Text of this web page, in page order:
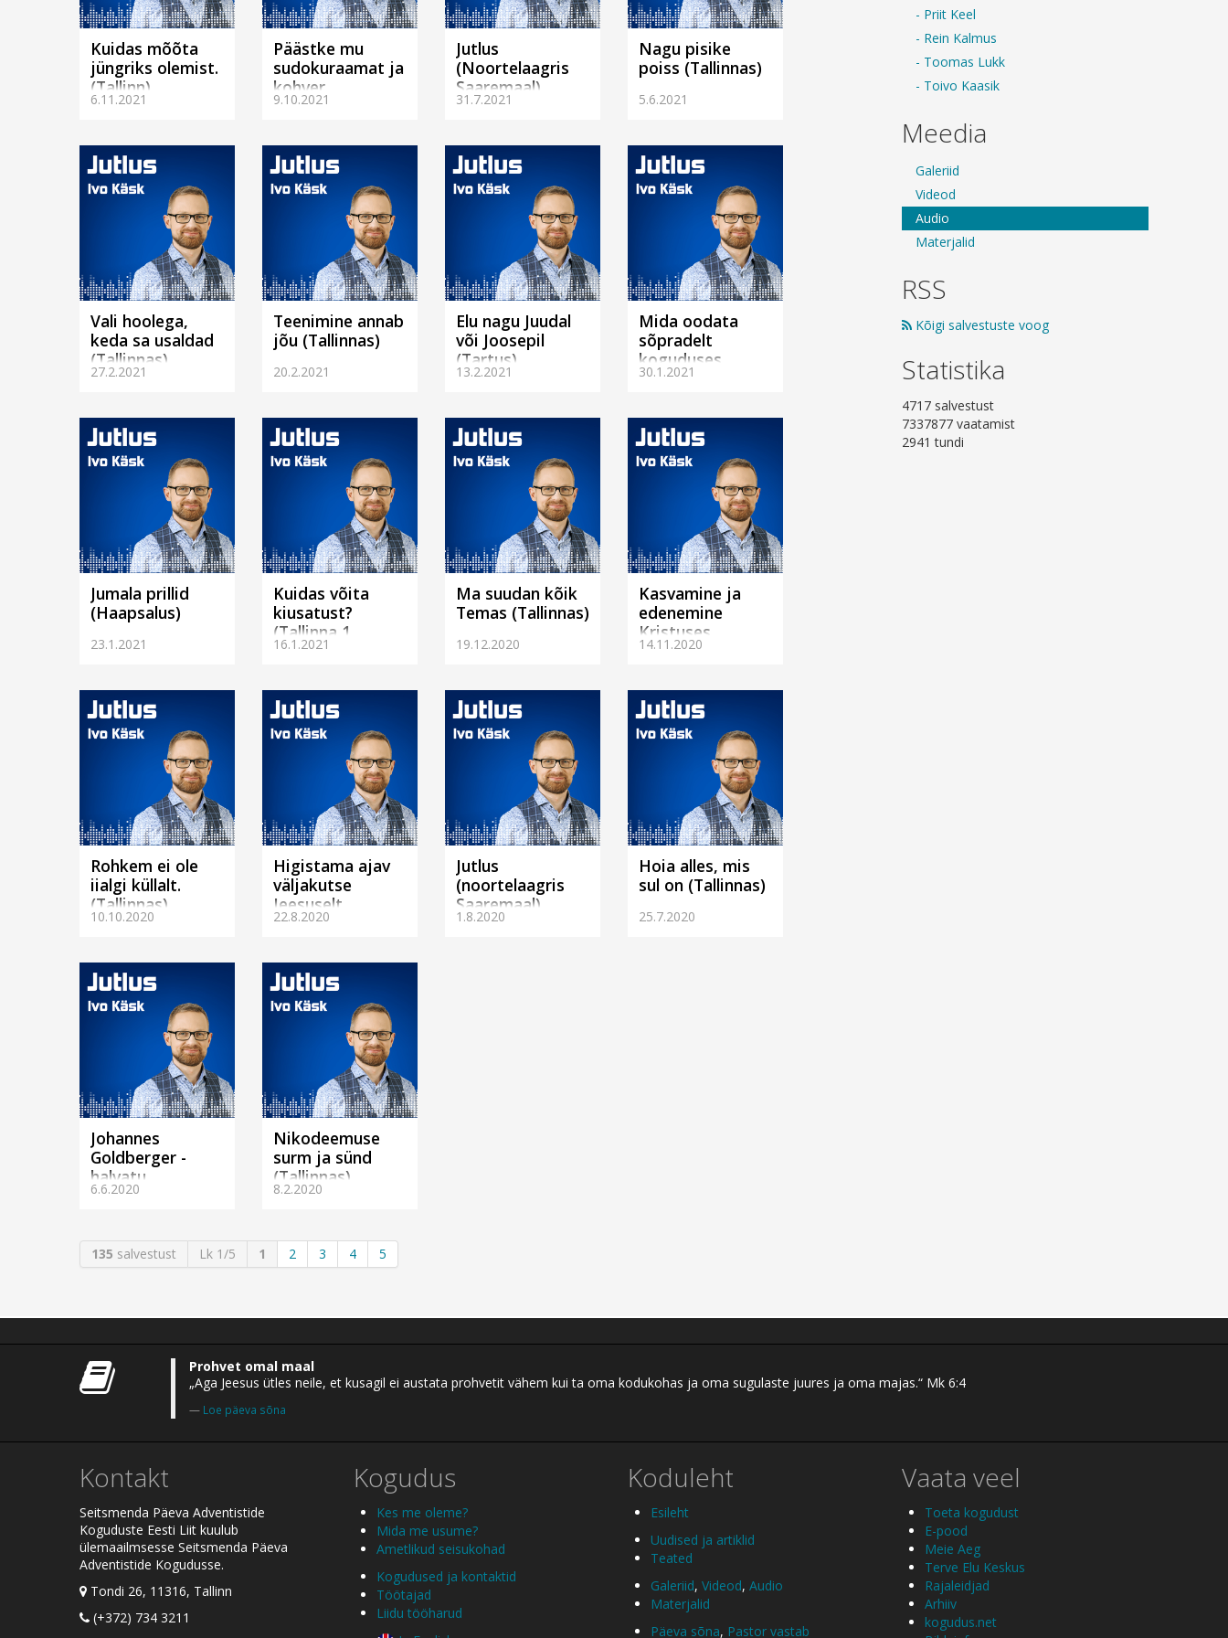
Kuidas mõõta
jüngriks olemist.
(Tallinn)
6.11.2021
Päästke mu
sudokuraamat ja
kohver
(Tallinnas)
9.10.2021
Jutlus
(Noortelaagris
Saaremaal)
31.7.2021
Nagu pisike
poiss (Tallinnas)
5.6.2021
Vali hoolega,
keda sa usaldad
(Tallinnas)
27.2.2021
Teenimine annab
jõu (Tallinnas)
20.2.2021
Elu nagu Juudal
või Joosepil
(Tartus)
13.2.2021
Mida oodata
sõpradelt
koguduses.
(Tallinnas)
30.1.2021
Jumala prillid
(Haapsalus)
23.1.2021
Kuidas võita
kiusatust?
(Tallinna 1.
koguduses)
16.1.2021
Ma suudan kõik
Temas (Tallinnas)
19.12.2020
Kasvamine ja
edenemine
Kristuses
(Tallinnas)
14.11.2020
Rohkem ei ole
iialgi küllalt.
(Tallinnas)
10.10.2020
Higistama ajav
väljakutse
Jeesuselt
(Tallinnas)
22.8.2020
Jutlus
(noortelaagris
Saaremaal)
1.8.2020
Hoia alles, mis
sul on (Tallinnas)
25.7.2020
Johannes
Goldberger -
halvatu.
(Tallinnas)
6.6.2020
Nikodeemuse
surm ja sünd
(Tallinnas)
8.2.2020
135 salvestust Lk 1/5 1 2 3 4 5
- Priit Keel
- Rein Kalmus
- Toomas Lukk
- Toivo Kaasik
Meedia
Galeriid
Videod
Audio
Materjalid
RSS
Kõigi salvestuste voog
Statistika
4717 salvestust
7337877 vaatamist
2941 tundi
Prohvet omal maal
„Aga Jeesus ütles neile, et kusagil ei austata prohvetit vähem kui ta oma kodukohas ja oma sugulaste juures ja oma majas.“ Mk 6:4
Loe päeva sõna
Kontakt
Seitsmenda Päeva Adventistide
Koguduste Eesti Liit kuulub
ülemaailmsesse Seitsmenda Päeva
Adventistide Kogudusse.
Tondi 26, 11316, Tallinn
(+372) 734 3211
Kogudus
Kes me oleme?
Mida me usume?
Ametlikud seisukohad
Kogudused ja kontaktid
Töötajad
Liidu tööharud
Koduleht
Esileht
Uudised ja artiklid
Teated
Galeriid, Videod, Audio
Materjalid
Päeva sõna, Pastor vastab
Vaata veel
Toeta kogudust
E-pood
Meie Aeg
Terve Elu Keskus
Rajaleidjad
Arhiiv
kogudus.net